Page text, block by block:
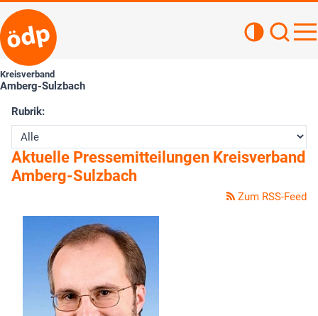
Kreisverband
Amberg-Sulzbach
Rubrik:
Aktuelle Pressemitteilungen Kreisverband
Amberg-Sulzbach
Zum RSS-Feed